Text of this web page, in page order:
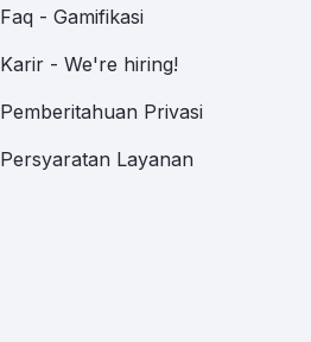
Faq - Gamifikasi
Karir - We're hiring!
Pemberitahuan Privasi
Persyaratan Layanan